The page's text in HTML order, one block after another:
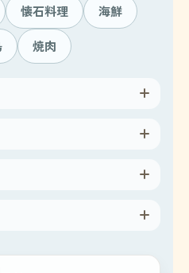
懐石料理 海鮮
焼肉